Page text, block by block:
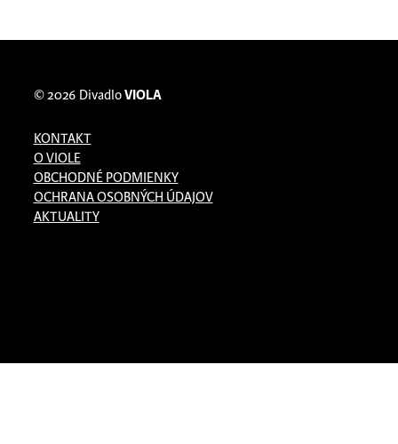
© 2026 DivadloVIOLA
KONTAKT
O VIOLE
OBCHODNÉ PODMIENKY
OCHRANA OSOBNÝCH ÚDAJOV
AKTUALITY